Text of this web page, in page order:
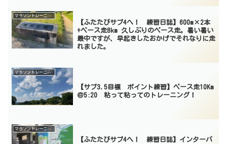
マラソントレーニング
【ふたたびサブ4へ！ 練習日誌】600m×2本
+ペース走8km 久しぶりのペース走。暑い暑い
最中ですが、早起きしたおかげでそれなりに走
れました。
マラソントレーニング
【サブ3.5目標 ポイント練習】ペース走10Km
＠5:20 粘って粘ってのトレーニング！
マラソントレーニング
【ふたたびサブ4へ！ 練習日誌】インターバ